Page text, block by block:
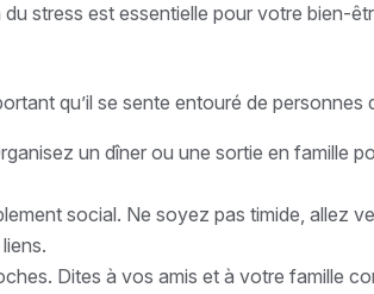
stress est essentielle pour votre bien-
qu’il se sente entouré de personnes
un dîner ou une sortie en famille
social. Ne soyez pas timide, allez
Dites à vos amis et à votre famille